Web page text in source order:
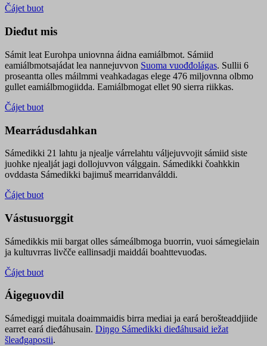
Čájet buot
Dieđut mis
Sámit leat Eurohpa uniovnna áidna eamiálbmot. Sámiid
eamiálbmotsajádat lea nannejuvvon Suoma vuođđolágas. Sullii 6
proseantta olles máilmmi veahkadagas elege 476 miljovnna olbmo
gullet eamiálbmogiidda. Eamiálbmogat ellet 90 sierra riikkas.
Čájet buot
Mearrádusdahkan
Sámedikki 21 lahtu ja njealje várrelahtu váljejuvvojit sámiid siste
juohke njealját jagi dollojuvvon válggain. Sámedikki čoahkkin
ovddasta Sámedikki bajimuš mearridanválddi.
Čájet buot
Vástusuorggit
Sámedikkis mii bargat olles sámeálbmoga buorrin, vuoi sámegielain
ja kultuvrras livčče eallinsadji maiddái boahttevuođas.
Čájet buot
Áigeguovdil
Sámediggi muitala doaimmaidis birra mediai ja eará berošteaddjiide
earret eará dieđáhusain. Diŋgo Sámedikki dieđáhusaid iežat
šleađgapostii.